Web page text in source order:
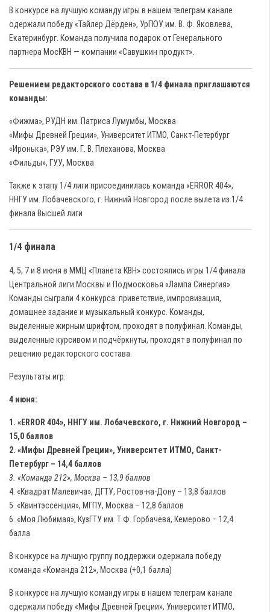
В конкурсе на лучшую команду игры в нашем телеграм канале
одержали победу «Тайлер Дёрден», УрГЮУ им. В. Ф. Яковлева,
Екатеринбург. Команда получила подарок от Генерального
партнера МосКВН — компании «Савушкин продукт».
Решением редакторского состава в 1/4 финала приглашаются
команды:
«Фижма», РУДН им. Патриса Лумумбы, Москва
«Мифы Древней Греции», Университет ИТМО, Санкт-Петербург
«Иронька», РЭУ им. Г. В. Плеханова, Москва
«Фильды», ГУУ, Москва
Также к этапу 1/4 лиги присоединилась команда «ЕRROR 404»,
ННГУ им. Лобачевского, г. Нижний Новгород после вылета из 1/4
финала Высшей лиги
1/4 финала
4, 5, 7 и 8 июня в ММЦ «Планета КВН» состоялись игры 1/4 финала
Центральной лиги Москвы и Подмосковья «Лампа Синергия».
Команды сыграли 4 конкурса: приветствие, импровизация,
домашнее задание и музыкальный конкурс. Команды,
выделенные жирным шрифтом, проходят в полуфинал. Команды,
выделенные курсивом и подчёркнуты, проходят в полуфинал по
решению редакторского состава.
Результаты игр:
4 июня:
1. «ЕRROR 404», ННГУ им. Лобачевского, г. Нижний Новгород –
15,0 баллов
2. «Мифы Древней Греции», Университет ИТМО, Санкт-
Петербург – 14,4 баллов
3. «Команда 212», Москва – 13,9 баллов
4. «Квадрат Малевича», ДГТУ, Ростов-на-Дону – 13,8 баллов
5. «Квинтэссенция», МГПУ, Москва – 12,8 баллов
6. «Моя Любимая», КузГТУ им. Т.Ф. Горбачёва, Кемерово – 12,4
балла
В конкурсе на лучшую группу поддержки одержала победу
команда «Команда 212», Москва (+0,1 балла)
В конкурсе на лучшую команду игры в нашем телеграм канале
одержали победу «Мифы Древней Греции», Университет ИТМО,